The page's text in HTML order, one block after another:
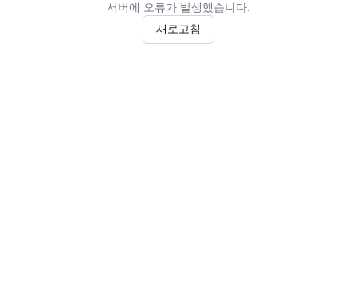
서버에 오류가 발생했습니다.
새로고침